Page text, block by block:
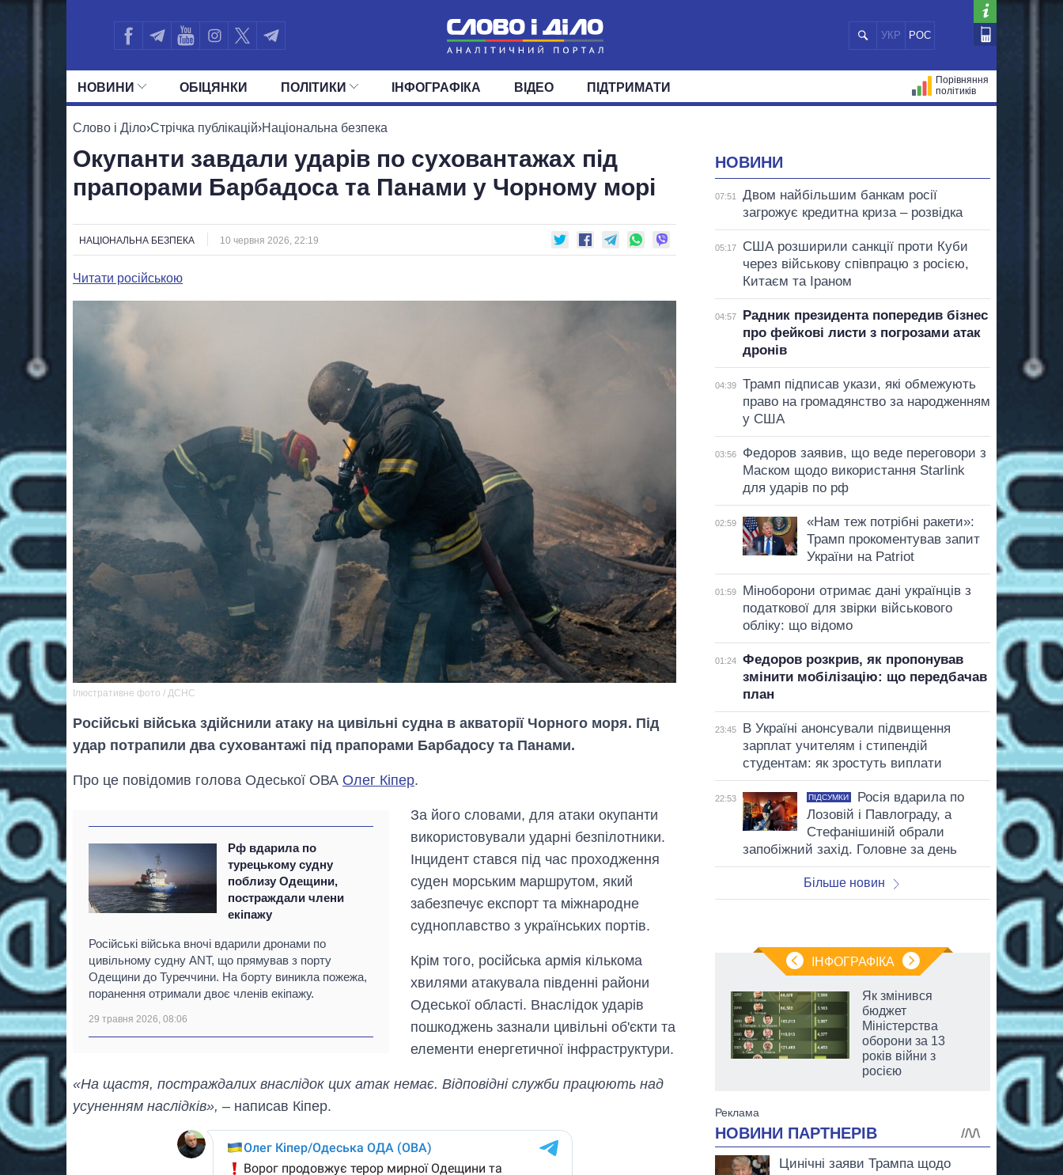
УКР РОС
НОВИНИ
СТРІЧКА
ПОЛІТИКА ЕКОНОМІКА СУСПІЛЬСТВО
ОБIЦЯНКИ ПОЛIТИКИ
УСІ ПОЛІТИКИ ПРЕЗИДЕНТ І ОФІС ВЕРХОВНА РАДА
ДЕПУТАТИ КОМІТЕТИ ФРАКЦІЇ ОКРУГИ
ІНФОГРАФІКА ВІДЕО ПІДТРИМАТИ
Порівняння
політиків
Слово і Діло›Стрічка публікацій›Національна безпека
Окупанти завдали ударів по суховантажах під
прапорами Барбадоса та Панами у Чорному морі
НАЦІОНАЛЬНА БЕЗПЕКА 10 червня 2026, 22:19
Читати російською
Ілюстративне фото / ДСНС
Російські війська здійснили атаку на цивільні судна в акваторії Чорного моря. Під
удар потрапили два суховантажі під прапорами Барбадосу та Панами.
Про це повідомив голова Одеської ОВА Олег Кіпер.
Рф вдарила по
турецькому судну
поблизу Одещини,
постраждали члени
екіпажу
Російські війська вночі вдарили дронами по
цивільному судну ANT, що прямував з порту
Одещини до Туреччини. На борту виникла пожежа,
поранення отримали двоє членів екіпажу.
29 травня 2026, 08:06
За його словами, для атаки окупанти
використовували ударні безпілотники.
Інцидент стався під час проходження
суден морським маршрутом, який
забезпечує експорт та міжнародне
судноплавство з українських портів.
Крім того, російська армія кількома
хвилями атакувала південні райони
Одеської області. Внаслідок ударів
пошкоджень зазнали цивільні об'єкти та
елементи енергетичної інфраструктури.
«На щастя, постраждалих внаслідок цих атак немає. Відповідні служби працюють над
усуненням наслідків», – написав Кіпер.
НОВИНИ
07:51
Двом найбільшим банкам росії
загрожує кредитна криза – розвідка
05:17
США розширили санкції проти Куби
через військову співпрацю з росією,
Китаєм та Іраном
04:57
Радник президента попередив бізнес
про фейкові листи з погрозами атак
дронів
04:39
Трамп підписав укази, які обмежують
право на громадянство за народженням
у США
03:56
Федоров заявив, що веде переговори з
Маском щодо використання Starlink
для ударів по рф
02:59
«Нам теж потрібні ракети»:
Трамп прокоментував запит
України на Patriot
01:59
Міноборони отримає дані українців з
податкової для звірки військового
обліку: що відомо
01:24
Федоров розкрив, як пропонував
змінити мобілізацію: що передбачав
план
23:45
В Україні анонсували підвищення
зарплат учителям і стипендій
студентам: як зростуть виплати
22:53 ПІДСУМКИ
Росія вдарила по
Лозовій і Павлограду, а
Стефанішиній обрали
запобіжний захід. Головне за день
Більше новин
ІНФОГРАФІКА
ударів по Україні
за літо: Київ та
головною ціллю
Як змінився
бюджет
Міністерства
оборони за 13
років війни з
росією